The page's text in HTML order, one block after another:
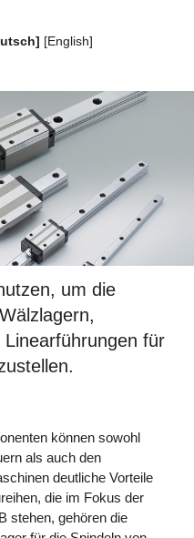
[English]
um die
für
können sowohl
als auch den
deutliche Vorteile
die im Fokus der
stehen, gehören die